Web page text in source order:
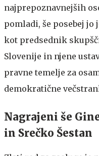
najprepoznavnejših
pomladi, še posebej jo
kot predsednik
Slovenije in njene
pravne temelje za
demokratične
Nagrajeni še
in Srečko Šestan